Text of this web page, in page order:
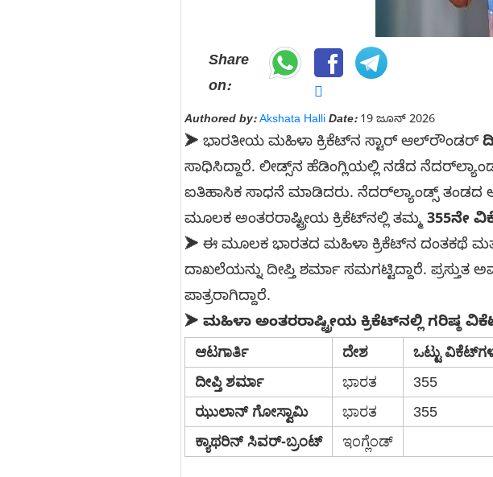
Share
on:
Authored by: Akshata Halli Date:19 ಜೂನ್ 2026
➤ ಭಾರತೀಯ ಮಹಿಳಾ ಕ್ರಿಕೆಟ್‌ನ ಸ್ಟಾರ್ ಆಲ್‌ರೌಂಡರ್
ಸಾಧಿಸಿದ್ದಾರೆ. ಲೀಡ್ಸ್‌ನ ಹೆಡಿಂಗ್ಲಿಯಲ್ಲಿ ನಡೆದ
ಐತಿಹಾಸಿಕ ಸಾಧನೆ ಮಾಡಿದರು. ನೆದರ್‌ಲ್ಯಾಂಡ್ಸ್
ಮೂಲಕ ಅಂತರರಾಷ್ಟ್ರೀಯ ಕ್ರಿಕೆಟ್‌ನಲ್ಲಿ ತಮ್ಮ 355ನೇ
➤ ಈ ಮೂಲಕ ಭಾರತದ ಮಹಿಳಾ ಕ್ರಿಕೆಟ್‌ನ ದಂತಕಥೆ
ದಾಖಲೆಯನ್ನು ದೀಪ್ತಿ ಶರ್ಮಾ ಸಮಗಟ್ಟಿದ್ದಾರೆ.
ಪಾತ್ರರಾಗಿದ್ದಾರೆ.
➤ ಮಹಿಳಾ ಅಂತರರಾಷ್ಟ್ರೀಯ ಕ್ರಿಕೆಟ್‌ನಲ್ಲಿ ಗರಿಷ್ಠ
ಆಟಗಾರ್ತಿ ದೇಶ
ಒಟ್ಟು
ದೀಪ್ತಿ ಶರ್ಮಾ
ಭಾರತ
355
ಝುಲಾನ್ ಗೋಸ್ವಾಮಿ
ಭಾರತ
355
ಕ್ಯಾಥರಿನ್ ಸಿವರ್-ಬ್ರಂಟ್
ಇಂಗ್ಲೆಂಡ್